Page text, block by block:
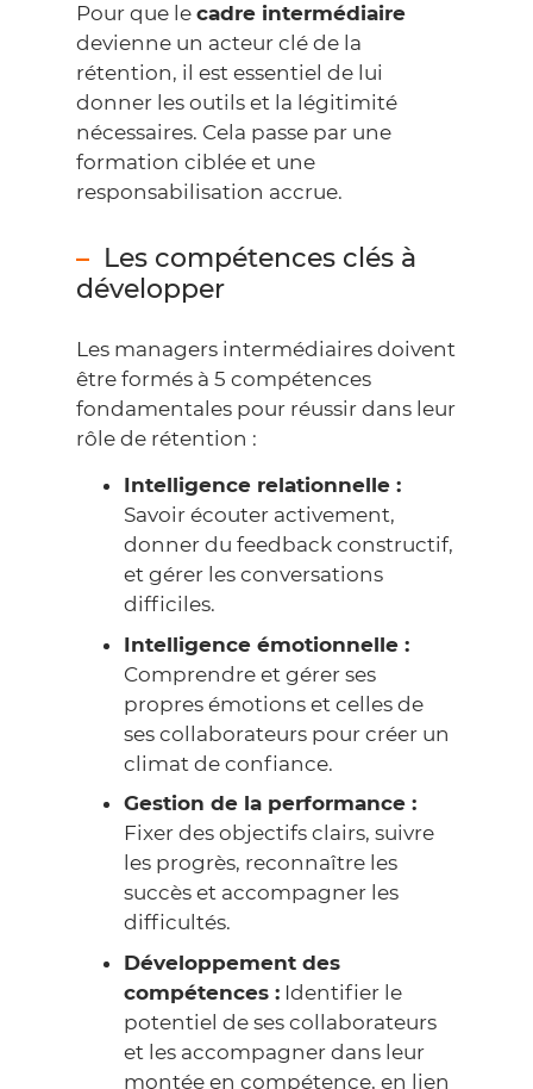
Pour que le cadre intermédiaire
devienne un acteur clé de la
rétention, il est essentiel de lui
donner les outils et la légitimité
nécessaires. Cela passe par une
formation ciblée et une
responsabilisation accrue.
Les compétences clés à
développer
Les managers intermédiaires doivent
être formés à 5 compétences
fondamentales pour réussir dans leur
rôle de rétention :
Intelligence relationnelle :
Savoir écouter activement,
donner du feedback constructif,
et gérer les conversations
difficiles.
Intelligence émotionnelle :
Comprendre et gérer ses
propres émotions et celles de
ses collaborateurs pour créer un
climat de confiance.
Gestion de la performance :
Fixer des objectifs clairs, suivre
les progrès, reconnaître les
succès et accompagner les
difficultés.
Développement des
compétences : Identifier le
potentiel de ses collaborateurs
et les accompagner dans leur
montée en compétence, en lien